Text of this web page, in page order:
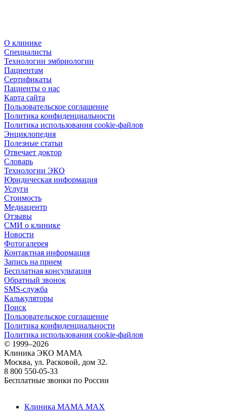
О клинике
Специалисты
Технологии эмбриологии
Пациентам
Сертификаты
Пациенты о нас
Карта сайта
Пользовательское соглашение
Политика конфиденциальности
Политика использования cookie-файлов
Энциклопедия
Полезные статьи
Отвечает доктор
Словарь
Технологии ЭКО
Юридическая информация
Услуги
Стоимость
Медиацентр
Отзывы
СМИ о клинике
Новости
Фотогалерея
Контактная информация
Запись на прием
Бесплатная консультация
Обратный звонок
SMS-служба
Калькуляторы
Поиск
Пользовательское соглашение
Политика конфиденциальности
Политика использования cookie-файлов
© 1999–2026
Клиника ЭКО МАМА
Москва, ул. Расковой, дом 32.
8 800 550-05-33
Бесплатные звонки по России
Клиника МАМА MAX